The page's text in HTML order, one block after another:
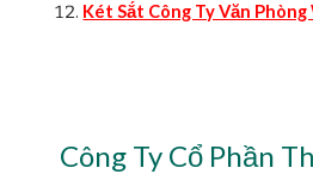
Két Sắt Công Ty Văn Phòng
Công Ty Cổ Phần